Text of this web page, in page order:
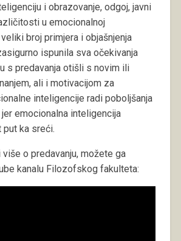
i obrazovanje, odgoj, javni
u emocionalnoj
broj primjera i objašnjenja
ispunila sva očekivanja
s predavanja otišli s novim ili
ali i motivacijom za
inteligencije radi poboljšanja
emocionalna inteligencija
ka sreći.
o predavanju, možete ga
kanalu Filozofskog fakulteta: